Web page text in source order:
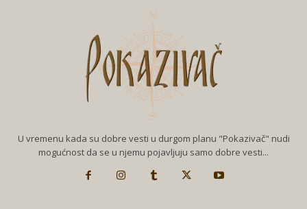
U vremenu kada su dobre vesti u durgom planu "Pokazivač" nudi
mogućnost da se u njemu pojavljuju samo dobre vesti...